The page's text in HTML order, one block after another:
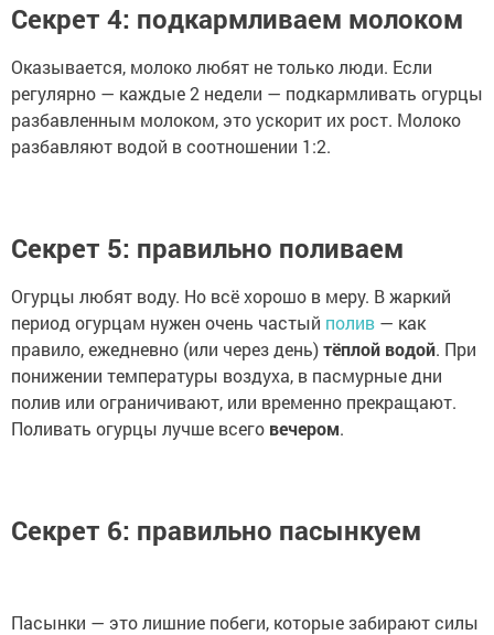
Секрет 4: подкармливаем молоком
Оказывается, молоко любят не только люди. Если
регулярно — каждые 2 недели — подкармливать огурцы
разбавленным молоком, это ускорит их рост. Молоко
разбавляют водой в соотношении 1:2.
Секрет 5: правильно поливаем
Огурцы любят воду. Но всё хорошо в меру. В жаркий
период огурцам нужен очень частый полив — как
правило, ежедневно (или через день)тёплой водой. При
понижении температуры воздуха, в пасмурные дни
полив или ограничивают, или временно прекращают.
Поливать огурцы лучше всего вечером.
Секрет 6: правильно пасынкуем
Пасынки — это лишние побеги, которые забирают силы